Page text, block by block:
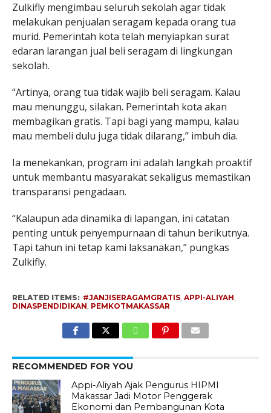
Zulkifly mengimbau seluruh sekolah agar tidak
melakukan penjualan seragam kepada orang tua
murid. Pemerintah kota telah menyiapkan surat
edaran larangan jual beli seragam di lingkungan
sekolah.
“Artinya, orang tua tidak wajib beli seragam. Kalau
mau menunggu, silakan. Pemerintah kota akan
membagikan gratis. Tapi bagi yang mampu, kalau
mau membeli dulu juga tidak dilarang,” imbuh dia.
Ia menekankan, program ini adalah langkah proaktif
untuk membantu masyarakat sekaligus memastikan
transparansi pengadaan.
“Kalaupun ada dinamika di lapangan, ini catatan
penting untuk penyempurnaan di tahun berikutnya.
Tapi tahun ini tetap kami laksanakan,” pungkas
Zulkifly.
RELATED ITEMS: #JANJISERAGAMGRATIS, APPI-ALIYAH,
DINASPENDIDIKAN, PEMKOTMAKASSAR
RECOMMENDED FOR YOU
Appi-Aliyah Ajak Pengurus HIPMI
Makassar Jadi Motor Penggerak
Ekonomi dan Pembangunan Kota